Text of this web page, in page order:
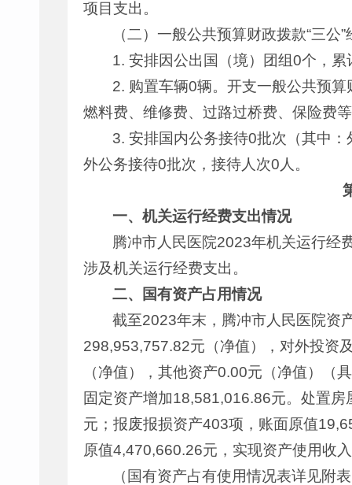
项目支出。
（二）一般公共预算财政拨款“三公
1. 安排因公出国（境）团组0个，累
2. 购置车辆0辆。开支一般公共预
燃料费、维修费、过路过桥费、保险费
3. 安排国内公务接待0批次（其中
外公务接待0批次，接待人次0人。
一、机关运行经费支出情况
腾冲市人民医院2023年机关运行经
涉及机关运行经费支出。
二、国有资产占用情况
截至2023年末，腾冲市人民医院资
298,953,757.82元（净值），对外投资
（净值），其他资产0.00元（净值）（
固定资产增加18,581,016.86元。处置
元；报废报损资产403项，账面原值
原值4,470,660.26元，实现资产使用收
（国有资产占有使用情况表详见附